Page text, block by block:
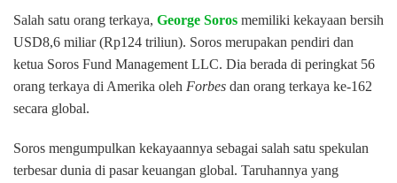
Salah satu orang terkaya, George Soros memiliki kekayaan bersih
USD8,6 miliar (Rp124 triliun). Soros merupakan pendiri dan
ketua Soros Fund Management LLC. Dia berada di peringkat 56
orang terkaya di Amerika oleh Forbes dan orang terkaya ke-162
secara global.
Soros mengumpulkan kekayaannya sebagai salah satu spekulan
terbesar dunia di pasar keuangan global. Taruhannya yang